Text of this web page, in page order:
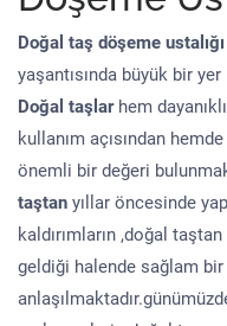
Doğal taş döşeme ustalığı
yaşantısında büyük bir
Doğal taşlar hem
kullanım açısından
önemli bir değeri
taştan yıllar öncesinde
kaldırımların ,doğal
geldiği halende sağlam bir